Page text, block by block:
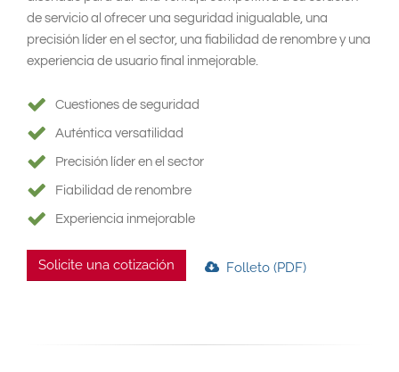
de servicio al ofrecer una seguridad inigualable, una
precisión líder en el sector, una fiabilidad de renombre y una
experiencia de usuario final inmejorable.
Cuestiones de seguridad
Auténtica versatilidad
Precisión líder en el sector
Fiabilidad de renombre
Experiencia inmejorable
Solicite una cotización Folleto (PDF)